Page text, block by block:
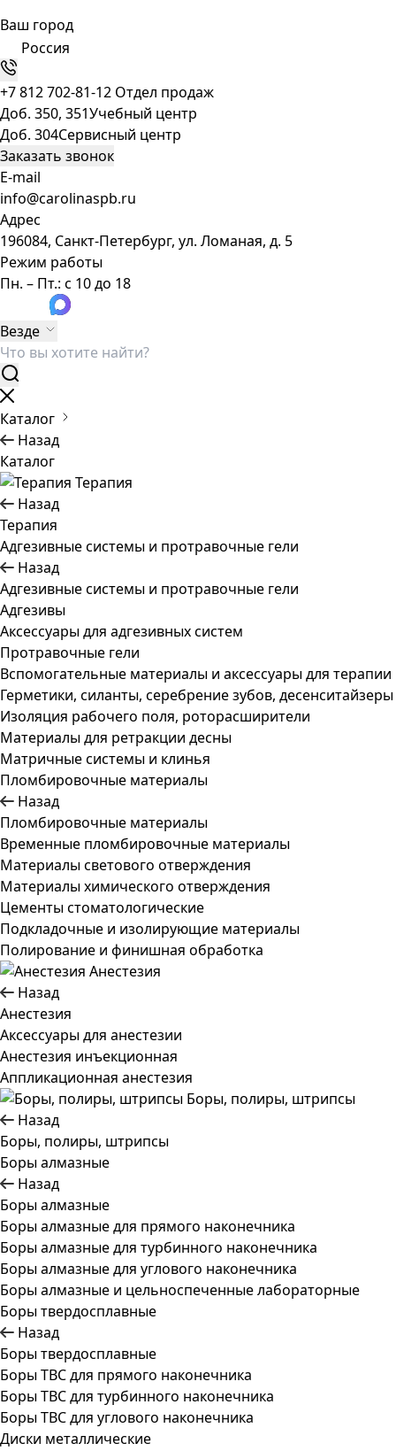
Ваш город
Россия
+7 812 702-81-12 Отдел продаж
Доб. 350, 351Учебный центр
Доб. 304Сервисный центр
Заказать звонок
E-mail
info@carolinaspb.ru
Адрес
196084, Санкт-Петербург, ул. Ломаная, д. 5
Режим работы
Пн. – Пт.: с 10 до 18
Везде
Каталог
Назад
Каталог
Терапия
Назад
Терапия
Адгезивные системы и протравочные гели
Назад
Адгезивные системы и протравочные гели
Адгезивы
Аксессуары для адгезивных систем
Протравочные гели
Вспомогательные материалы и аксессуары для терапии
Герметики, силанты, серебрение зубов, десенситайзеры
Изоляция рабочего поля, роторасширители
Материалы для ретракции десны
Матричные системы и клинья
Пломбировочные материалы
Назад
Пломбировочные материалы
Временные пломбировочные материалы
Материалы светового отверждения
Материалы химического отверждения
Цементы стоматологические
Подкладочные и изолирующие материалы
Полирование и финишная обработка
Анестезия
Назад
Анестезия
Аксессуары для анестезии
Анестезия инъекционная
Аппликационная анестезия
Боры, полиры, штрипсы
Назад
Боры, полиры, штрипсы
Боры алмазные
Назад
Боры алмазные
Боры алмазные для прямого наконечника
Боры алмазные для турбинного наконечника
Боры алмазные для углового наконечника
Боры алмазные и цельноспеченные лабораторные
Боры твердосплавные
Назад
Боры твердосплавные
Боры ТВС для прямого наконечника
Боры ТВС для турбинного наконечника
Боры ТВС для углового наконечника
Диски металлические